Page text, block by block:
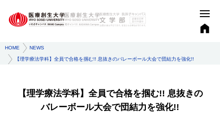
HOME NEWS
【理学療法学科】全員で合格を掴む!! 息抜きのバレーボール大会で団結力を強化!!
【理学療法学科】全員で合格を掴む!! 息抜きの
バレーボール大会で団結力を強化!!